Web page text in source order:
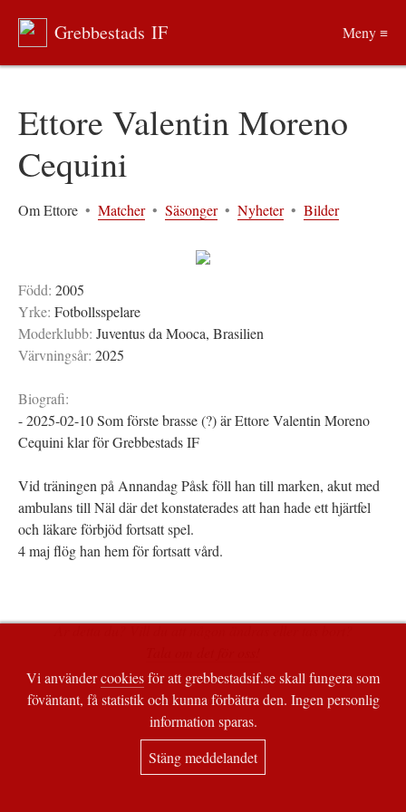
Ettore Valentin Moreno
Cequini
Om Ettore • Matcher • Säsonger • Nyheter • Bilder
Född: 2005
Yrke: Fotbollsspelare
Moderklubb: Juventus da Mooca, Brasilien
Värvningsår: 2025
Biografi:
- 2025-02-10 Som förste brasse (?) är Ettore Valentin Moreno
Cequini klar för Grebbestads IF
Vid träningen på Annandag Påsk föll han till marken, akut med
ambulans till Näl där det konstaterades att han hade ett hjärtfel
och läkare förbjöd fortsatt spel.
4 maj flög han hem för fortsatt vård.
Grebbestads IF Meny ≡
Vi användercookiesför att grebbestadsif.se skall fungera som
föväntant, få statistik och kunna förbättra den. Ingen personlig
information sparas.
Stäng meddelandet